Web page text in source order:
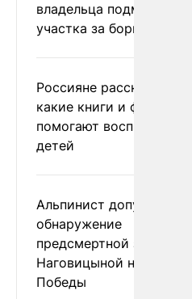
владельца
участка за борщевик
Россияне рассказали,
какие книги и фильмы
помогают воспитывать
детей
Альпинист допустил
обнаружение
предсмертной записки
Наговицыной на пике
Победы